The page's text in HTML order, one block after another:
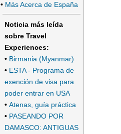
• Más Acerca de España
Noticia más leída
sobre Travel
Experiences:
• Birmania (Myanmar)
• ESTA - Programa de
exención de visa para
poder entrar en USA
• Atenas, guía práctica
• PASEANDO POR
DAMASCO: ANTIGUAS